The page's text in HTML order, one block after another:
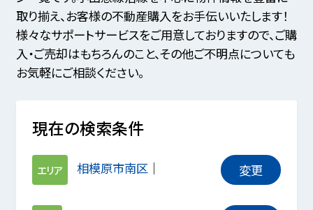
取り揃え、お客様の不動産購入をお手伝いいたします！
様々なサポートサービスをご用意しておりますので、ご購
入・ご売却はもちろんのこと、その他ご不明点についても
お気軽にご相談ください。
現在の検索条件
エリア 相模原市南区 変更